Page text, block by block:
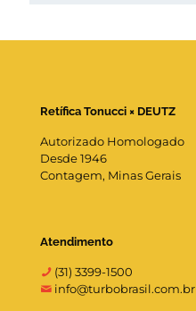
Retífica Tonucci × DEUTZ
Autorizado Homologado
Desde 1946
Contagem, Minas Gerais
Atendimento
(31) 3399-1500
info@turbobrasil.com.br